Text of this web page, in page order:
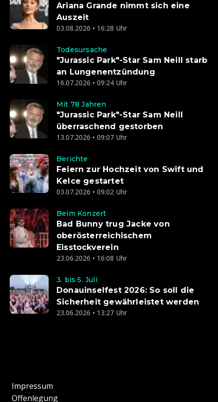
Ariana Grande nimmt sich eine
Auszeit
03.08.2026 • 16:28 Uhr
Todesursache
"Jurassic Park"-Star Sam Neill starb
an Lungenentzündung
16.07.2026 • 09:24 Uhr
Mit 78 Jahren
"Jurassic Park"-Star Sam Neill
überraschend gestorben
13.07.2026 • 09:07 Uhr
Berichte
Feiern zur Hochzeit von Swift und
Kelce gestartet
03.07.2026 • 09:02 Uhr
Beim Konzert
Bad Bunny trug Jacke von
oberösterreichischem
Eisstockverein
23.06.2026 • 16:08 Uhr
3. bis 5. Juli
Donauinselfest 2026: So soll die
Sicherheit gewährleistet werden
23.06.2026 • 13:27 Uhr
Impressum
Offenlegung